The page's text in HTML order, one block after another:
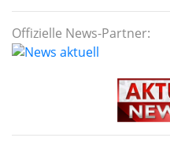
Offizielle News-Partner: